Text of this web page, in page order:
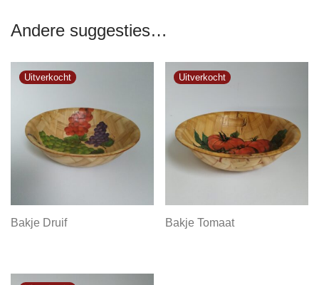
Andere suggesties…
Bakje Druif Bakje Tomaat